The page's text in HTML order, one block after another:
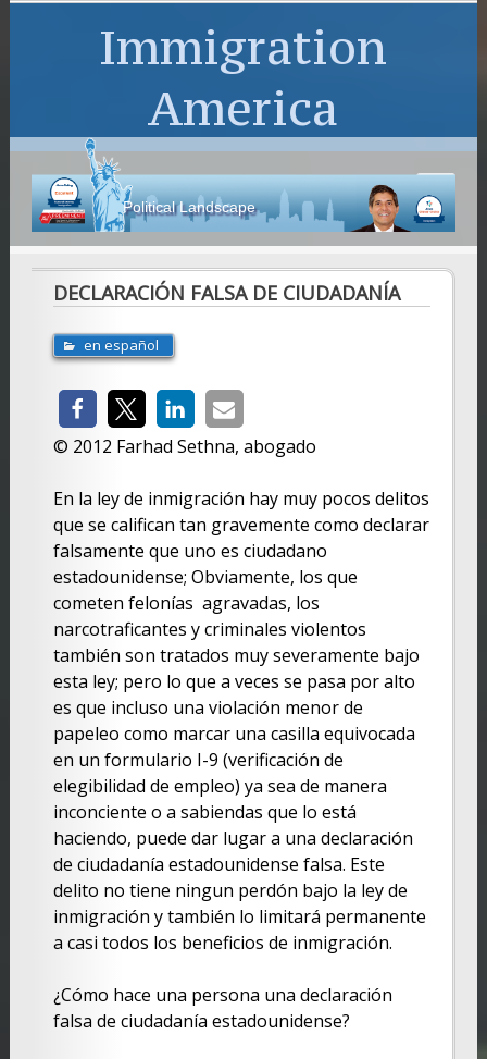
Immigration
America
Political Landscape
DECLARACIÓN FALSA DE CIUDADANÍA
en español
© 2012 Farhad Sethna, abogado
En la ley de inmigración hay muy pocos delitos
que se califican tan gravemente como declarar
falsamente que uno es ciudadano
estadounidense; Obviamente, los que
cometen felonías agravadas, los
narcotraficantes y criminales violentos
también son tratados muy severamente bajo
esta ley; pero lo que a veces se pasa por alto
es que incluso una violación menor de
papeleo como marcar una casilla equivocada
en un formulario I-9 (verificación de
elegibilidad de empleo) ya sea de manera
inconciente o a sabiendas que lo está
haciendo, puede dar lugar a una declaración
de ciudadanía estadounidense falsa. Este
delito no tiene ningun perdón bajo la ley de
inmigración y también lo limitará permanente
a casi todos los beneficios de inmigración.
¿Cómo hace una persona una declaración
falsa de ciudadanía estadounidense?